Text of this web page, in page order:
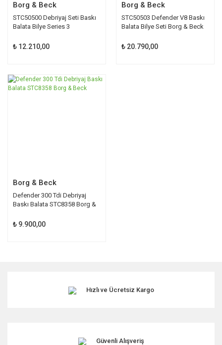
Borg & Beck
STC50500 Debriyaj Seti Baskı
Balata Bilye Series 3
₺ 12.210,00
Borg & Beck
STC50503 Defender V8 Baskı
Balata Bilye Seti Borg & Beck
₺ 20.790,00
TÜKENDİ
Borg & Beck
Defender 300 Tdi Debriyaj
Baskı Balata STC8358 Borg &
₺ 9.900,00
Hızlı ve Ücretsiz Kargo
Güvenli Alışveriş